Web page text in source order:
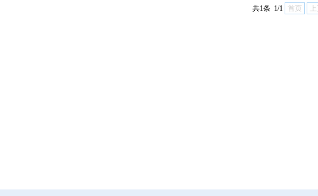
共1条 1/1 首页